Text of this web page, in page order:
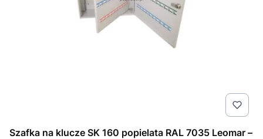
Szafka na klucze SK 160 popielata RAL 7035 Leomar –